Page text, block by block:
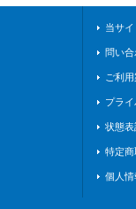
当サ
問い合
ご利
プラ
状態表
特定
個人